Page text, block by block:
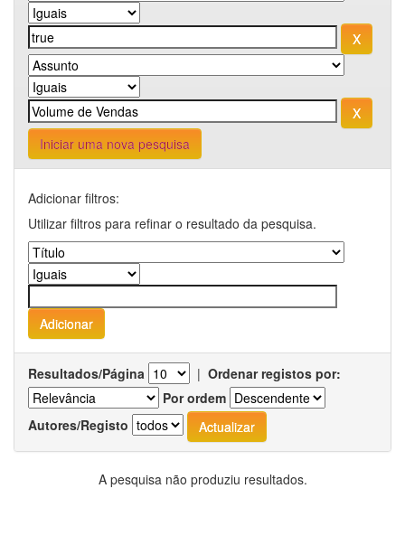
Iniciar uma nova pesquisa
Adicionar filtros:
Utilizar filtros para refinar o resultado da pesquisa.
Resultados/Página | Ordenar registos por:
Por ordem
Autores/Registo
A pesquisa não produziu resultados.